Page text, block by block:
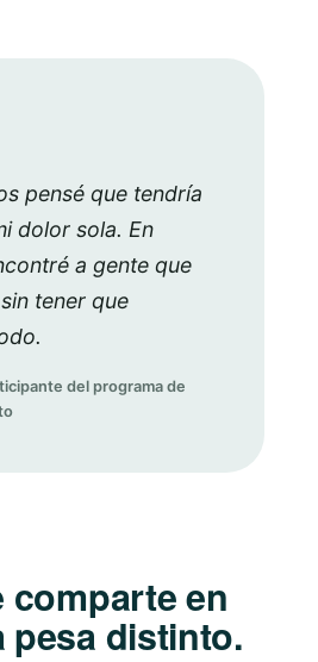
pensé que tendría
dolor sola. En
a gente que
tener que
del programa de
comparte en
pesa distinto.